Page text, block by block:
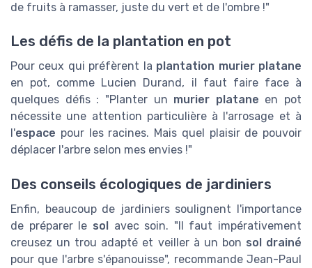
de fruits à ramasser, juste du vert et de l'ombre !"
Les défis de la plantation en pot
Pour ceux qui préfèrent la plantation murier platane
en pot, comme Lucien Durand, il faut faire face à
quelques défis : "Planter un murier platane en pot
nécessite une attention particulière à l'arrosage et à
l'espace pour les racines. Mais quel plaisir de pouvoir
déplacer l'arbre selon mes envies !"
Des conseils écologiques de jardiniers
Enfin, beaucoup de jardiniers soulignent l'importance
de préparer le solavec soin. "Il faut impérativement
creusez un trou adapté et veiller à un bon sol drainé
pour que l'arbre s'épanouisse", recommande Jean-Paul